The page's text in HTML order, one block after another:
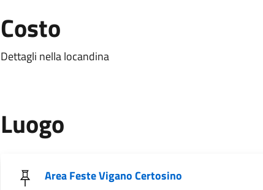
Costo
Dettagli nella locandina
Luogo
Area Feste Vigano Certosino